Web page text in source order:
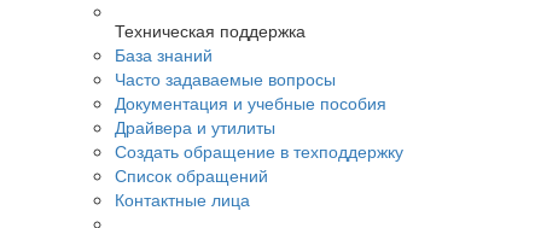
Техническая поддержка
База знаний
Часто задаваемые вопросы
Документация и учебные пособия
Драйвера и утилиты
Создать обращение в техподдержку
Список обращений
Контактные лица